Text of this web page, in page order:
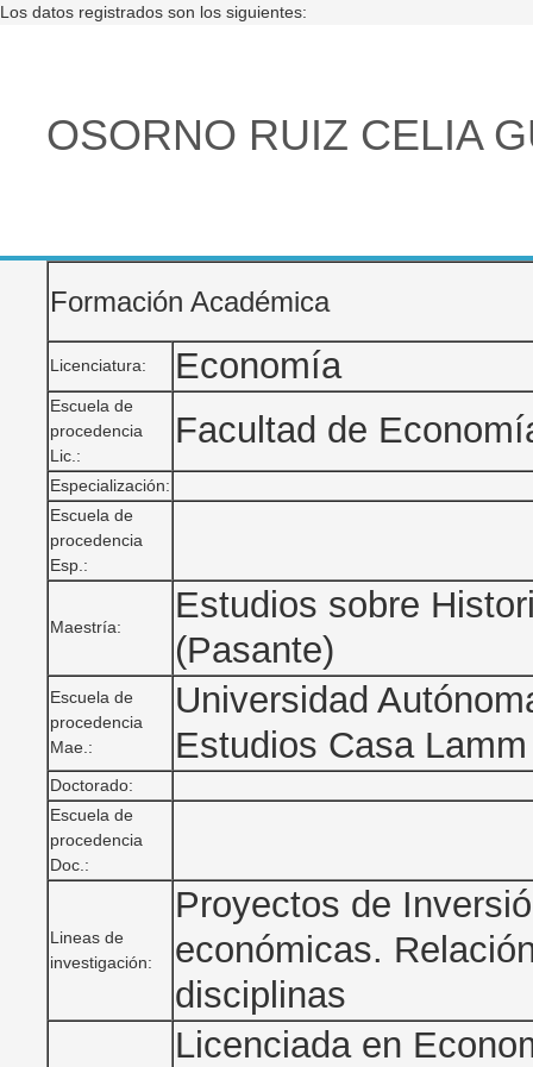
Los datos registrados son los siguientes:
OSORNO RUIZ CELIA
Formación Académica
Licenciatura: Economía
Escuela de
procedencia
Lic.:
Facultad de
Especialización:
Escuela de
procedencia
Esp.:
Maestría:
Estudios sobre
(Pasante)
Escuela de
procedencia
Mae.:
Universidad
Estudios Casa Lamm
Doctorado:
Escuela de
procedencia
Doc.:
Lineas de
investigación:
Proyectos de
económicas.
disciplinas
Licenciada en